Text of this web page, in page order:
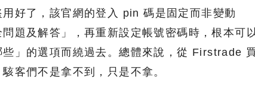
好了，該官網的登入 pin 碼是固定而非變動
題及解答」，再重新設定帳號密碼時，根本可
」的選項而繞過去。總體來說，從 Firstrade
客們不是拿不到，只是不拿。